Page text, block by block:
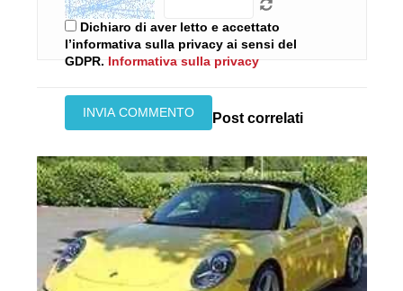
Dichiaro di aver letto e accettato
l’informativa sulla privacy ai sensi del
GDPR. Informativa sulla privacy
Post correlati